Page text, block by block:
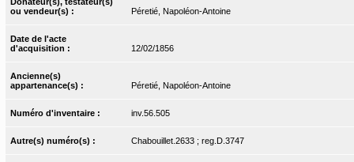
ou vendeur(s) :
Péretié, Napoléon-Antoine
Date de l'acte
d'acquisition :
12/02/1856
Ancienne(s)
appartenance(s) :
Péretié, Napoléon-Antoine
Numéro d'inventaire : inv.56.505
Autre(s) numéro(s) : Chabouillet.2633 ; reg.D.3747